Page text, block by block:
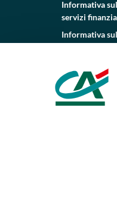
Informativa
servizi
Informativa
Whistleblowing